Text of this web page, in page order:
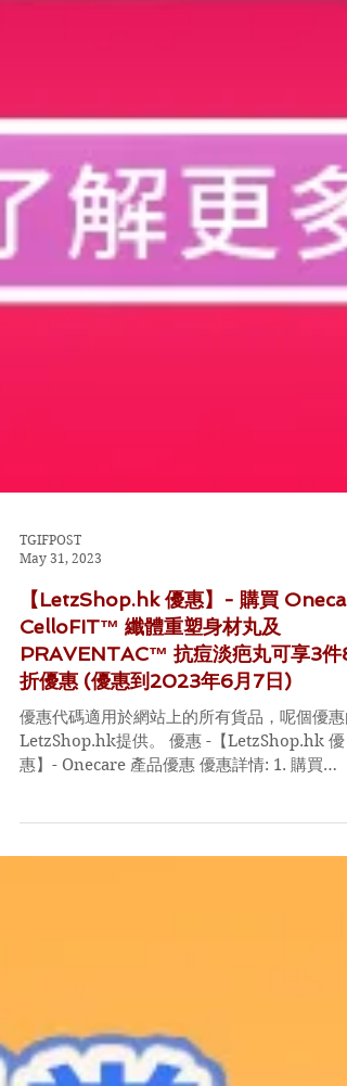
May 31, 2023
【LetzShop.hk 優惠】- 購買
CelloFIT™ 纖體重塑身材丸及
PRAVENTAC™ 抗痘淡疤丸可享3件
折優惠 (優惠到2023年6月7日)
優惠代碼適用於網站上的所有貨品，呢個優惠
Onecare CelloFIT™ 纖體重塑身材丸及
PRAVENTAC™ 抗痘淡疤丸，可享3件87折優惠